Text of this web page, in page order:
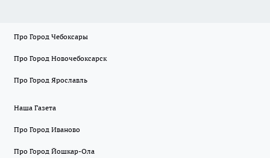
Про Город Чебоксары
Про Город Новочебоксарск
Про Город Ярославль
Наша Газета
Про Город Иваново
Про Город Йошкар-Ола